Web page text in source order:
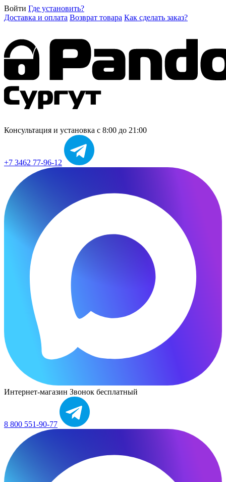
Войти Где установить?
Доставка и оплата Возврат товара Как сделать заказ?
Консультация и установка с 8:00 до 21:00
+7 3462 77-96-12
Интернет-магазин Звонок бесплатный
8 800 551-90-77